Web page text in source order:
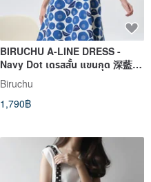
BIRUCHU A-LINE DRESS -
Navy Dot เดรสสั้น แขนกุด 深藍
連身裙
Biruchu
1,790฿